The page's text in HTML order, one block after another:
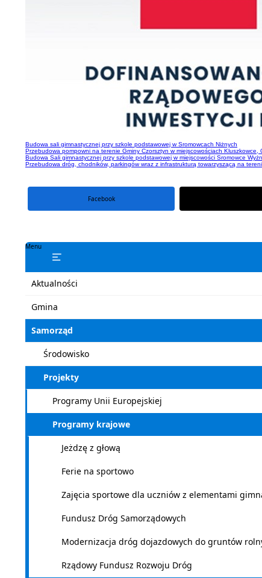
Budowa sali gimnastycznej przy szkole podstawowej w Sromowcach Niżnych
Przebudowa pompowni na terenie Gminy Czorsztyn w miejscowościach
Budowa Sali gimnastycznej przy szkole podstawowej w miejscowości Sromowce
Przebudowa dróg, chodników, parkingów wraz z infrastrukturą towarzyszącą na
Facebook
Menu
Aktualności
Gmina
Samorząd
Środowisko
Projekty
Programy Unii Europejskiej
Programy krajowe
Jeżdzę z głową
Ferie na sportowo
Zajęcia sportowe dla uczniów z elementami
Fundusz Dróg Samorządowych
Modernizacja dróg dojazdowych do gruntów
Rządowy Fundusz Rozwoju Dróg